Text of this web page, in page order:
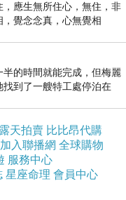
應生無所住心，無住，非
覺念念真，心無覺相
的時間就能完成，但梅麗
到了一艘特工處停泊在
露天拍賣 比比昂代購
加入聯播網 全球購物
服務中心
星座命理 會員中心